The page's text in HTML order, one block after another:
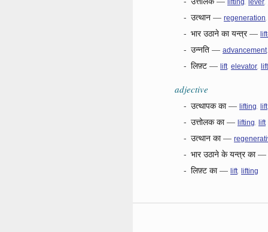
lifting lever
- उत्थान — regeneration,
- भार उठाने का यन्त्र—
- उन्नति — advancement,
- लिफ़्ट — lift, elevator,
adjective
- उत्थापक का— lifting, lift
- उत्तोलक का— lifting, lift
- उत्थान का—
- भार उठाने के यन्त्र का—
- लिफ़्ट का— lift, lifting